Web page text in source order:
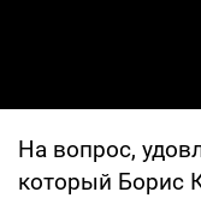
На вопрос,
который Борис